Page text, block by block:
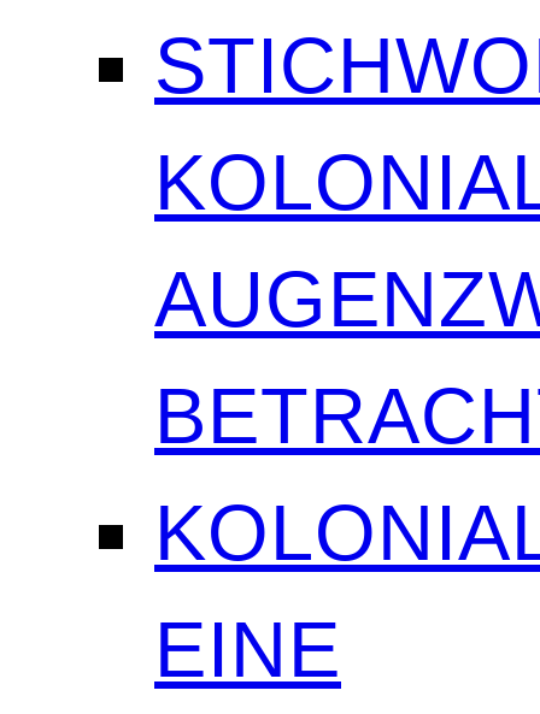
EINE